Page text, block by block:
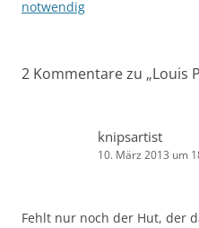
notwendig
2 Kommentare zu „Louis
knipsartist
10. März 2013 um
Fehlt nur noch der Hut, der